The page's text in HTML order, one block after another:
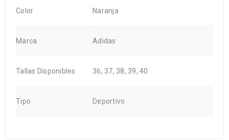
Color Naranja
Marca Adidas
Tallas Disponibles 36, 37, 38, 39, 40
Tipo Deportivo